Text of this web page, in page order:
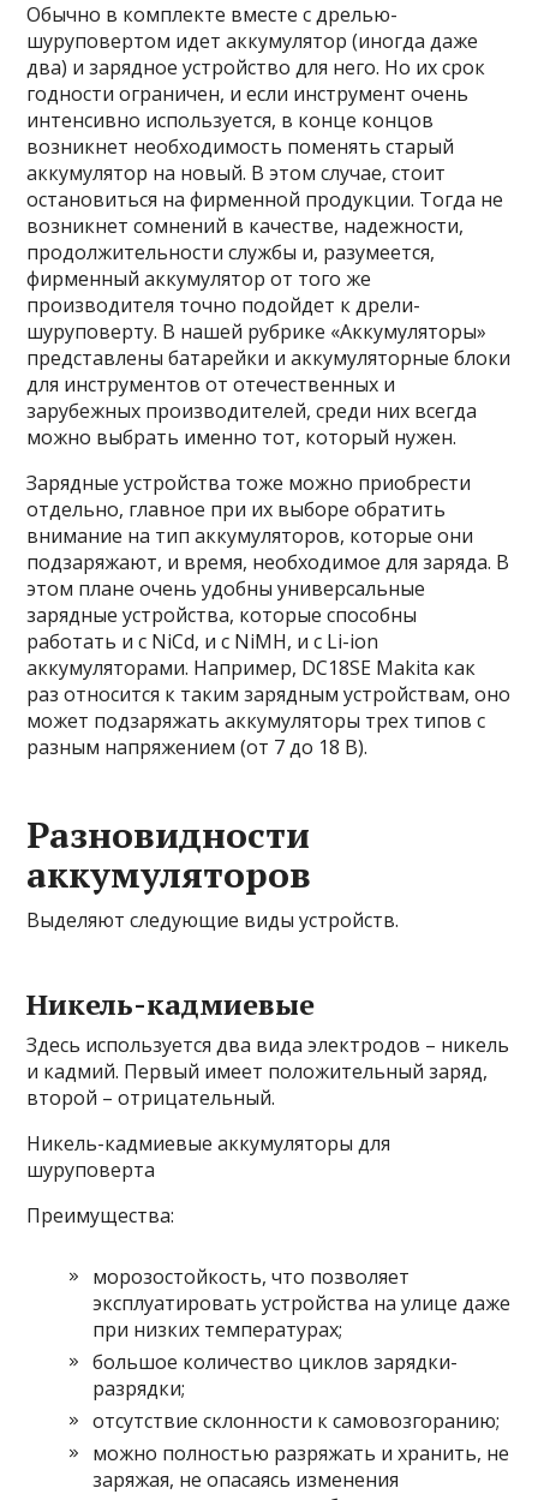
Обычно в комплекте вместе с дрелью-
шуруповертом идет аккумулятор (иногда даже
два) и зарядное устройство для него. Но их срок
годности ограничен, и если инструмент очень
интенсивно используется, в конце концов
возникнет необходимость поменять старый
аккумулятор на новый. В этом случае, стоит
остановиться на фирменной продукции. Тогда не
возникнет сомнений в качестве, надежности,
продолжительности службы и, разумеется,
фирменный аккумулятор от того же
производителя точно подойдет к дрели-
шуруповерту. В нашей рубрике «Аккумуляторы»
представлены батарейки и аккумуляторные блоки
для инструментов от отечественных и
зарубежных производителей, среди них всегда
можно выбрать именно тот, который нужен.
Зарядные устройства тоже можно приобрести
отдельно, главное при их выборе обратить
внимание на тип аккумуляторов, которые они
подзаряжают, и время, необходимое для заряда. В
этом плане очень удобны универсальные
зарядные устройства, которые способны
работать и с NiCd, и с NiMH, и с Li-ion
аккумуляторами. Например, DC18SE Makita как
раз относится к таким зарядным устройствам, оно
может подзаряжать аккумуляторы трех типов с
разным напряжением (от 7 до 18 В).
Разновидности
аккумуляторов
Выделяют следующие виды устройств.
Никель-кадмиевые
Здесь используется два вида электродов – никель
и кадмий. Первый имеет положительный заряд,
второй – отрицательный.
Никель-кадмиевые аккумуляторы для
шуруповерта
Преимущества:
морозостойкость, что позволяет
эксплуатировать устройства на улице даже
при низких температурах;
большое количество циклов зарядки-
разрядки;
отсутствие склонности к самовозгоранию;
можно полностью разряжать и хранить, не
заряжая, не опасаясь изменения